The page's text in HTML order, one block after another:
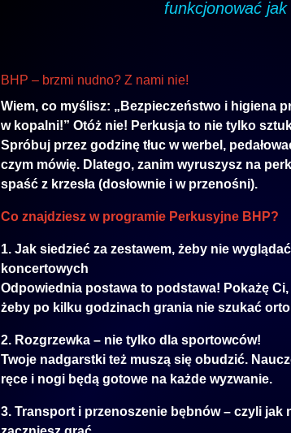
funkcjonować
BHP – brzmi nudno? Z nami nie!
Wiem, co myślisz: „Bezpieczeństwo i higiena
w kopalni!” Otóż nie! Perkusja to nie tylko
Spróbuj przez godzinę tłuc w werbel,
czym mówię. Dlatego, zanim wyruszysz na
spaść z krzesła (dosłownie i w przenośni).
Co znajdziesz w programie Perkusyjne BHP?
1. Jak siedzieć za zestawem, żeby nie
koncertowych
Odpowiednia postawa to podstawa! Pokażę
żeby po kilku godzinach grania nie szukać
2. Rozgrzewka – nie tylko dla sportowców!
Twoje nadgarstki też muszą się obudzić.
ręce i nogi będą gotowe na każde wyzwanie.
3. Transport i przenoszenie bębnów – czyli